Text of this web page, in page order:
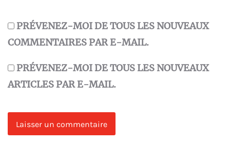
PRÉVENEZ-MOI DE TOUS LES NOUVEAUX
COMMENTAIRES PAR E-MAIL.
PRÉVENEZ-MOI DE TOUS LES NOUVEAUX
ARTICLES PAR E-MAIL.